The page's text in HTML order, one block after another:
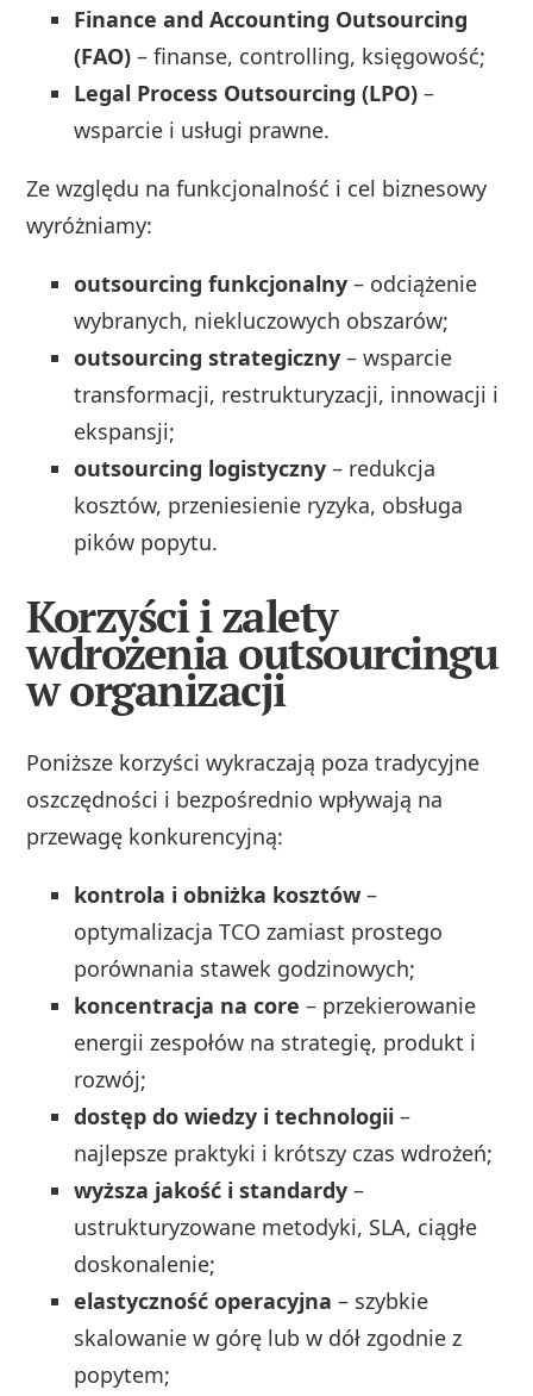
Finance and Accounting Outsourcing
(FAO) – finanse, controlling, księgowość;
Legal Process Outsourcing (LPO) –
wsparcie i usługi prawne.
Ze względu na funkcjonalność i cel biznesowy
wyróżniamy:
outsourcing funkcjonalny – odciążenie
wybranych, niekluczowych obszarów;
outsourcing strategiczny – wsparcie
transformacji, restrukturyzacji, innowacji i
ekspansji;
outsourcing logistyczny – redukcja
kosztów, przeniesienie ryzyka, obsługa
pików popytu.
Korzyści i zalety
wdrożenia outsourcingu
w organizacji
Poniższe korzyści wykraczają poza tradycyjne
oszczędności i bezpośrednio wpływają na
przewagę konkurencyjną:
kontrola i obniżka kosztów –
optymalizacja TCO zamiast prostego
porównania stawek godzinowych;
koncentracja na core – przekierowanie
energii zespołów na strategię, produkt i
rozwój;
dostęp do wiedzy i technologii –
najlepsze praktyki i krótszy czas wdrożeń;
wyższa jakość i standardy –
ustrukturyzowane metodyki, SLA, ciągłe
doskonalenie;
elastyczność operacyjna – szybkie
skalowanie w górę lub w dół zgodnie z
popytem;